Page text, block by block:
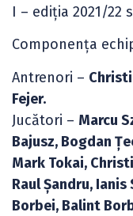
I – ediția 2021/22
Componența
Antrenori –
Fejer.
Jucători – Marcu
Bajusz, Bogdan
Mark Tokai,
Raul Șandru,
Borbei, Balint